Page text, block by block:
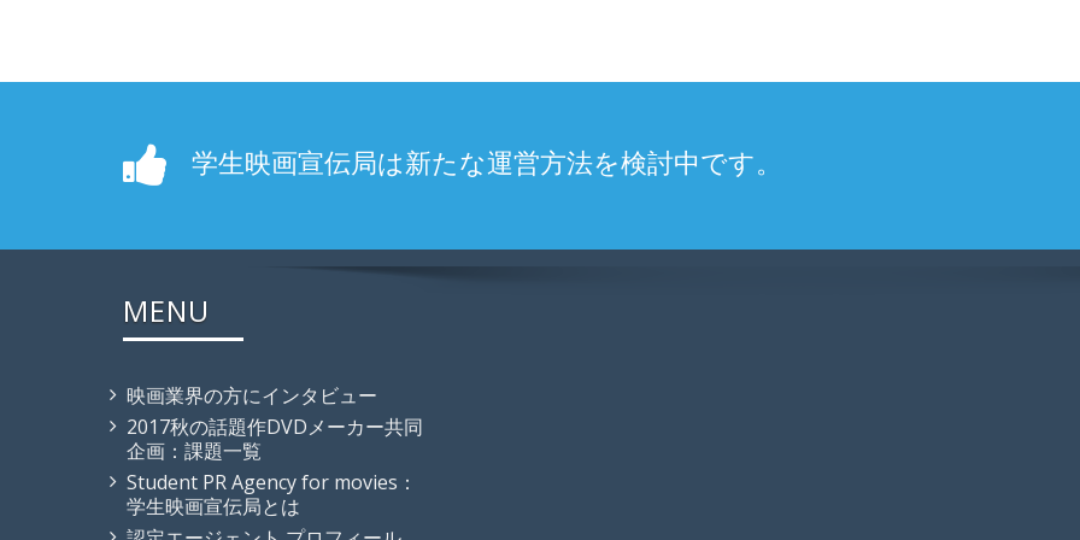
学生映画宣伝局は新たな運営方法を検討中です。
MENU
映画業界の方にインタビュー
2017秋の話題作DVDメーカー共同
企画：課題一覧
Student PR Agency for movies：
学生映画宣伝局とは